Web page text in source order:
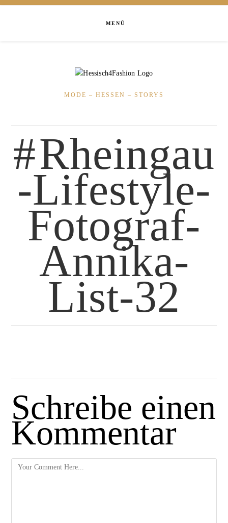
MENÜ
MODE – HESSEN – STORYS
Rheingau
-Lifestyle-
Fotograf-
Annika-
List-32
Schreibe einen
Kommentar